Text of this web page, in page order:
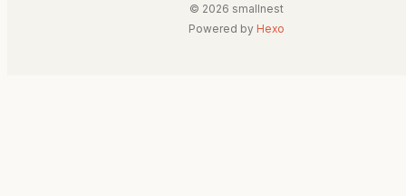
© 2026 smallnest
Powered by Hexo